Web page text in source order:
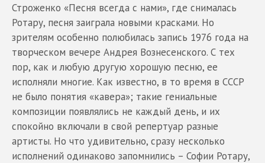
Строженко «Песня всегда с нами», где снималась
Ротару, песня заиграла новыми красками. Но
зрителям особенно полюбилась запись 1976 года на
творческом вечере Андрея Вознесенского. С тех
пор, как и любую другую хорошую песню, ее
исполняли многие. Как известно, в то время в СССР
не было понятия «кавера»; такие гениальные
композиции появлялись не каждый день, и их
спокойно включали в свой репертуар разные
артисты. Но что удивительно, сразу несколько
исполнений одинаково запомнились – Софии Ротару,